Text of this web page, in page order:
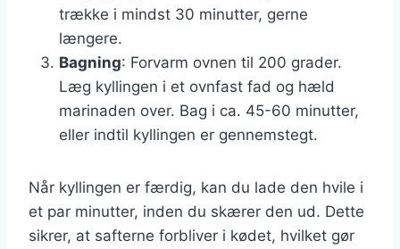
trække i mindst 30 minutter, gerne
længere.
Bagning: Forvarm ovnen til 200 grader.
Læg kyllingen i et ovnfast fad og hæld
marinaden over. Bag i ca. 45-60 minutter,
eller indtil kyllingen er gennemstegt.
Når kyllingen er færdig, kan du lade den hvile i
et par minutter, inden du skærer den ud. Dette
sikrer, at safterne forbliver i kødet, hvilket gør